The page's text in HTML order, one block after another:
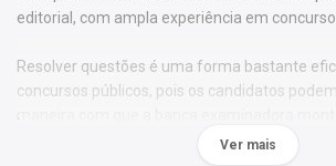
editorial, com ampla experiência em
Resolver questões é uma forma bastante
concursos públicos, pois os candidatos
maneira com que a banca examinadora
consequentemente, verificar como os temas
Ver mais